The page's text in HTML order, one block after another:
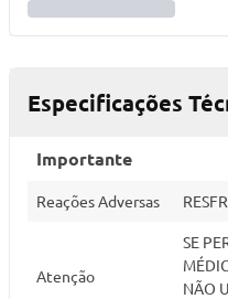
Especificações
Importante
Reações Adversas
Atenção
SE
NÃO